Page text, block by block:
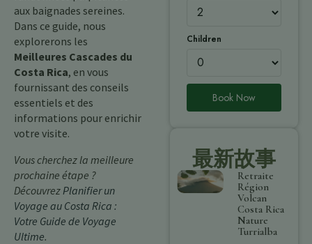
aux baignades sereines.
Dans ce guide, nous
explorerons les
Meilleures Cascades du
Costa Rica, en vous
fournissant des conseils
essentiels et des
informations pour enrichir
votre visite.
Vous cherchez la meilleure
prochaine étape ?
DécouvrezPlanifier un
Voyage au Costa Rica :
Votre Guide de Voyage
Ultime.
Children
Book Now
最新故事
Retraite
Région
Volcan
Costa Rica
Nature
Turrialba